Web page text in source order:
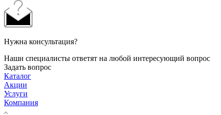
Нужна консультация?
Наши специалисты ответят на любой интересующий вопрос
Задать вопрос
Каталог
Акции
Услуги
Компания